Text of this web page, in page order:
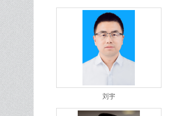
刘宇